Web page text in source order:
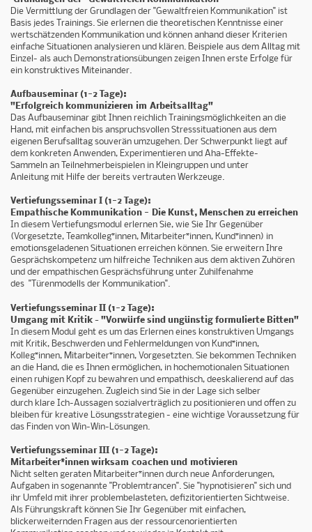
Die Vermittlung der Grundlagen der "Gewaltfreien Kommunikation" ist
Basis jedes Trainings. Sie erlernen die theoretischen Kenntnisse einer
wertschätzenden Kommunikation und können anhand dieser Kriterien
einfache Situationen analysieren und klären. Beispiele aus dem Alltag mit
Einzel- als auch Demonstrationsübungen zeigen Ihnen erste Erfolge für
ein konstruktives Miteinander.
Aufbauseminar (1-2 Tage):
"Erfolgreich kommunizieren im Arbeitsalltag"
Das Aufbauseminar gibt Ihnen reichlich Trainingsmöglichkeiten an die
Hand, mit einfachen bis anspruchsvollen Stresssituationen aus dem
eigenen Berufsalltag souverän umzugehen. Der Schwerpunkt liegt auf
dem konkreten Anwenden, Experimentieren und Aha-Effekte-
Sammeln an Teilnehmerbeispielen in Kleingruppen und unter
Anleitung mit Hilfe der bereits vertrauten Werkzeuge.
Vertiefungsseminar I (1-2 Tage):
Empathische Kommunikation - Die Kunst, Menschen zu erreichen
In diesem Vertiefungsmodul erlernen Sie, wie Sie Ihr Gegenüber
(Vorgesetzte, Teamkolleg*innen, Mitarbeiter*innen, Kund*innen) in
emotionsgeladenen Situationen erreichen können. Sie erweitern Ihre
Gesprächskompetenz um hilfreiche Techniken aus dem aktiven Zuhören
und der empathischen Gesprächsführung unter Zuhilfenahme
des "Türenmodells der Kommunikation".
Vertiefungsseminar II (1-2 Tage):
Umgang mit Kritik – "Vorwürfe sind ungünstig formulierte Bitten"
In diesem Modul geht es um das Erlernen eines konstruktiven Umgangs
mit Kritik, Beschwerden und Fehlermeldungen von Kund*innen,
Kolleg*innen, Mitarbeiter*innen, Vorgesetzten. Sie bekommen Techniken
an die Hand, die es Ihnen ermöglichen, in hochemotionalen Situationen
einen ruhigen Kopf zu bewahren und empathisch, deeskalierend auf das
Gegenüber einzugehen. Zugleich sind Sie in der Lage sich selber
durch klare Ich-Aussagen sozialverträglich zu positionieren und offen zu
bleiben für kreative Lösungsstrategien - eine wichtige Voraussetzung für
das Finden von Win-Win-Lösungen.
Vertiefungsseminar III (1-2 Tage):
Mitarbeiter*innen wirksam coachen und motivieren
Nicht selten geraten Mitarbeiter*innen durch neue Anforderungen,
Aufgaben in sogenannte "Problemtrancen". Sie "hypnotisieren" sich und
ihr Umfeld mit ihrer problembelasteten, defizitorientierten Sichtweise.
Als Führungskraft können Sie Ihr Gegenüber mit einfachen,
blickerweiternden Fragen aus der ressourcenorientierten